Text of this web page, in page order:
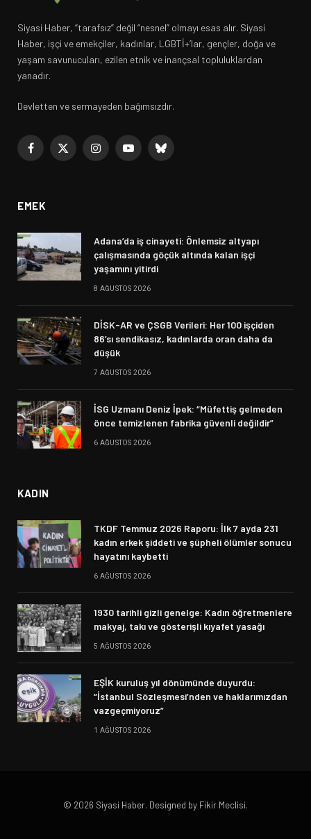
Siyasi Haber, “tarafsız” değil “nesnel” olmayı esas alır. Siyasi
Haber, işçi ve emekçiler, kadınlar, LGBTİ+’lar, gençler, doğa ve
yaşam savunucuları, ezilen etnik ve inançsal topluluklardan
yanadır.
Devletten ve sermayeden bağımsızdır.
Facebook
X
InstagramYouTubeBluesky
EMEK
Adana’da iş cinayeti: Önlemsiz altyapı
çalışmasında göçük altında kalan işçi
yaşamını yitirdi
8 AĞUSTOS 2026
DİSK-AR ve ÇSGB Verileri: Her 100 işçiden
86’sı sendikasız, kadınlarda oran daha da
düşük
7 AĞUSTOS 2026
İSG Uzmanı Deniz İpek: “Müfettiş gelmeden
önce temizlenen fabrika güvenli değildir”
6 AĞUSTOS 2026
KADIN
TKDF Temmuz 2026 Raporu: İlk 7 ayda 231
kadın erkek şiddeti ve şüpheli ölümler sonucu
hayatını kaybetti
6 AĞUSTOS 2026
1930 tarihli gizli genelge: Kadın öğretmenlere
makyaj, takı ve gösterişli kıyafet yasağı
5 AĞUSTOS 2026
EŞİK kuruluş yıl dönümünde duyurdu:
“İstanbul Sözleşmesi’nden ve haklarımızdan
vazgeçmiyoruz”
1 AĞUSTOS 2026
© 2026 Siyasi Haber. Designed by Fikir Meclisi.